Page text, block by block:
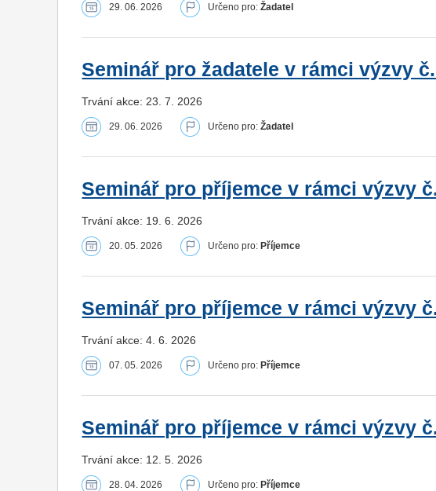
29. 06. 2026 Určeno pro:Žadatel
Seminář pro žadatele v rámci výzvy
Trvání akce: 23. 7. 2026
29. 06. 2026 Určeno pro:Žadatel
Seminář pro příjemce v rámci výzvy
Trvání akce: 19. 6. 2026
20. 05. 2026 Určeno pro:Příjemce
Seminář pro příjemce v rámci výzvy
Trvání akce: 4. 6. 2026
07. 05. 2026 Určeno pro:Příjemce
Seminář pro příjemce v rámci výzvy
Trvání akce: 12. 5. 2026
28. 04. 2026 Určeno pro:Příjemce